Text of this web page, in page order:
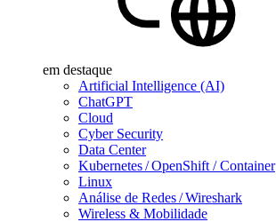
em destaque
Artificial Intelligence (AI)
ChatGPT
Cloud
Cyber Security
Data Center
Kubernetes / OpenShift / Container
Linux
Análise de Redes / Wireshark
Wireless & Mobilidade